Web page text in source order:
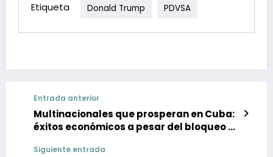
Etiqueta Donald Trump PDVSA
Entrada anterior
Multinacionales que prosperan en Cuba:
éxitos económicos a pesar del bloqueo y
Siguiente entrada